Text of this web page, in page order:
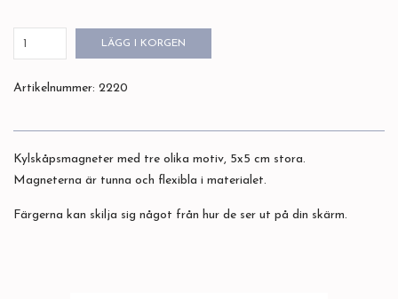
LÄGG I KORGEN
Artikelnummer: 2220
Kylskåpsmagneter med tre olika motiv, 5x5 cm stora.
Magneterna är tunna och flexibla i materialet.
Färgerna kan skilja sig något från hur de ser ut på din skärm.